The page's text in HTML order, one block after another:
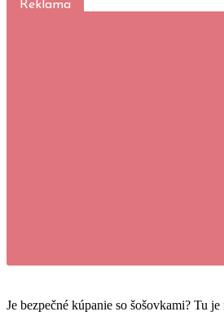
Je bezpečné kúpanie so šošovkami? Tu